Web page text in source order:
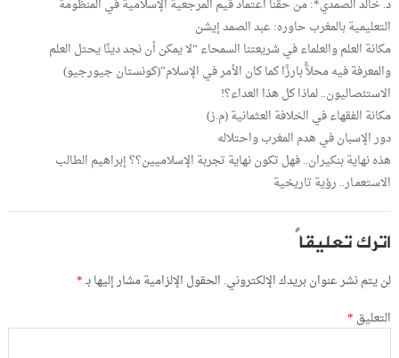
د. خالد الصمدي*: من حقنا اعتماد قيم المرجعية الإسلامية في المنظومة
التعليمية بالمغرب حاوره: عبد الصمد إيشن
مكانة العلم والعلماء في شريعتنا السمحاء “لا يمكن أن نجد دينًا يحتل العلم
والمعرفة فيه محلاًّ بارزًا كما كان الأمر في الإسلام”(كونستان جيورجيو)
الاستئصاليون.. لماذا كل هذا العداء؟!
مكانة الفقهاء في الخلافة العثمانية (م.ز)
دور الإسبان في هدم المغرب واحتلاله
هذه نهاية بنكيران.. فهل تكون نهاية تجربة الإسلاميين؟؟ إبراهيم الطالب
الاستعمـار.. رؤية تاريخية
اترك تعليقاً
لن يتم نشر عنوان بريدك الإلكتروني. الحقول الإلزامية مشار إليها بـ*
التعليق *